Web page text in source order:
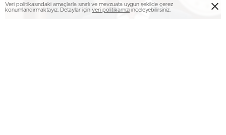
Veri politikasındaki amaçlarla sınırlı ve mevzuata uygun şekilde çerez
konumlandırmaktayız. Detaylar için veri politikamızı inceleyebilirsiniz.